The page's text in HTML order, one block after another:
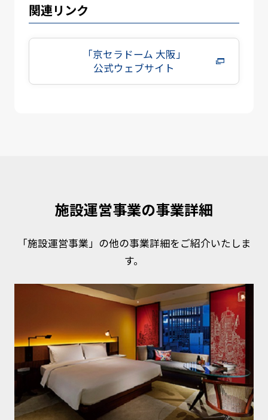
関連リンク
「京セラドーム 大阪」
公式ウェブサイト
施設運営事業の事業詳細
「施設運営事業」の他の事業詳細をご紹介いたしま
す。